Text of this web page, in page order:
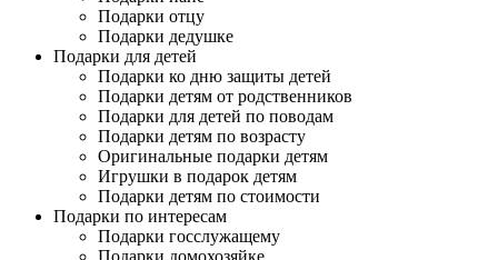
Подарки отцу
Подарки дедушке
Подарки для детей
Подарки ко дню защиты детей
Подарки детям от родственников
Подарки для детей по поводам
Подарки детям по возрасту
Оригинальные подарки детям
Игрушки в подарок детям
Подарки детям по стоимости
Подарки по интересам
Подарки госслужащему
Подарки домохозяйке